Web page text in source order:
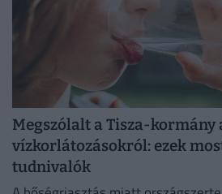
Megszólalt a Tisza-kormány
vízkorlátozásokról: ezek
tudnivalók